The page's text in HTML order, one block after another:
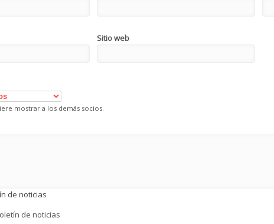
Sitio web
mostrar a los demás socios.
de noticias
de noticias